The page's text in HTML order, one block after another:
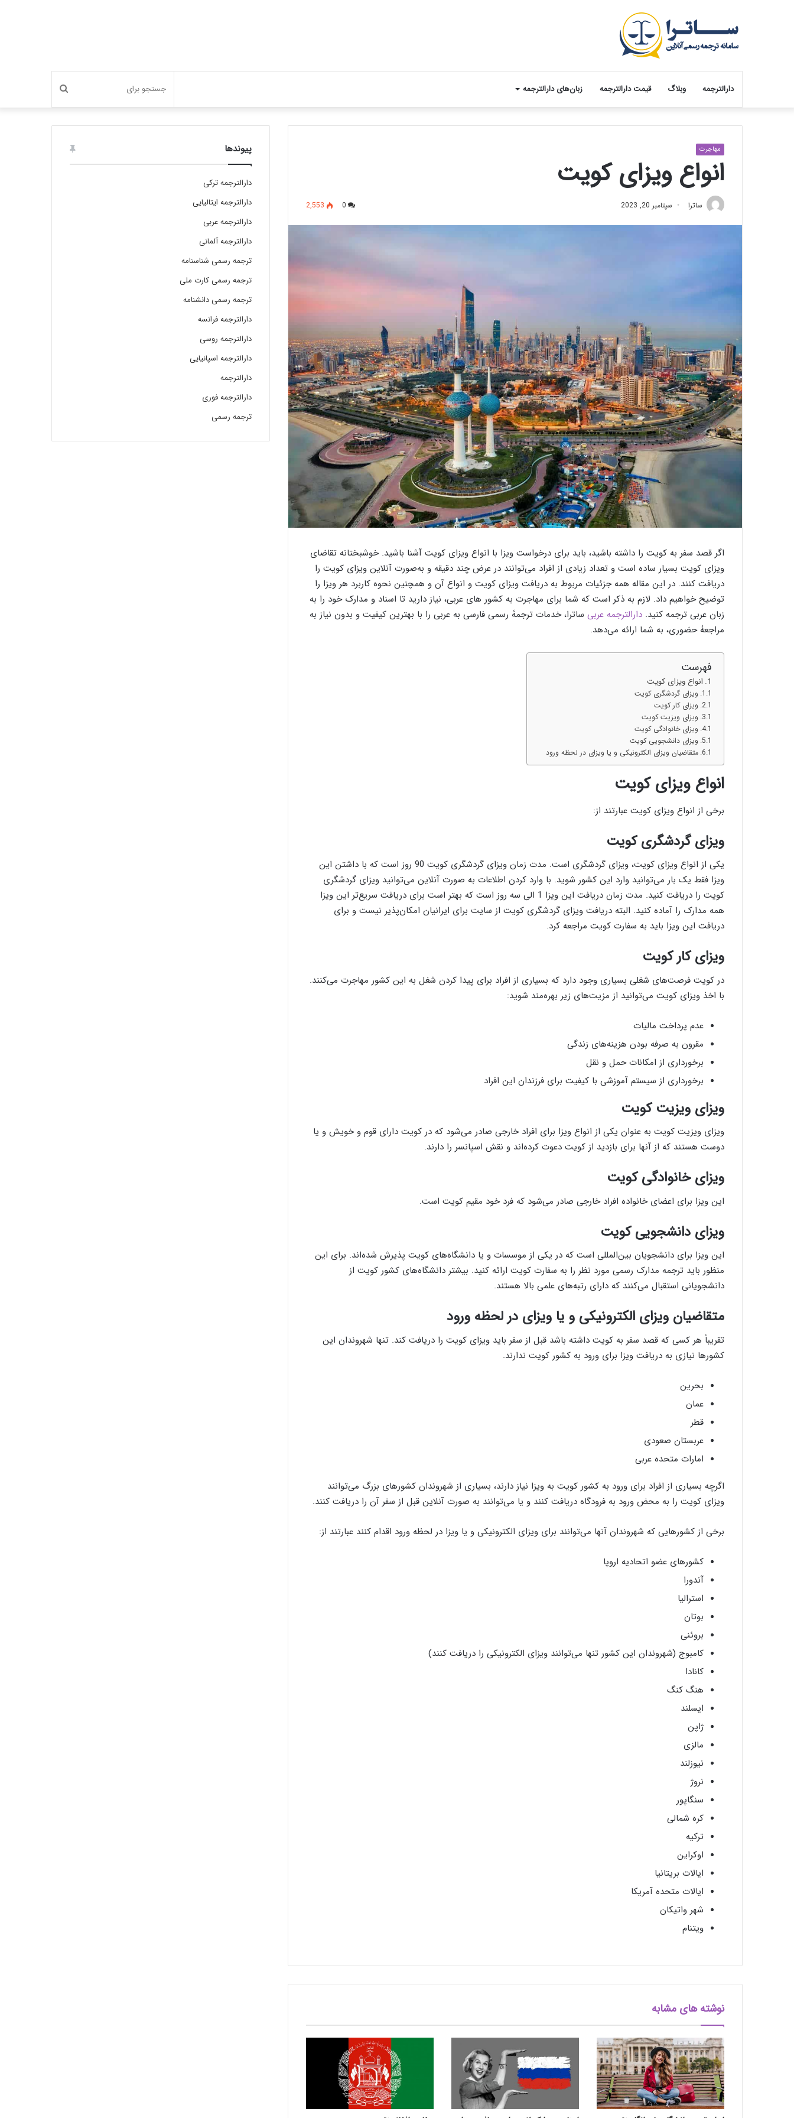
دارالترجمه وبلاگ قیمت دارالترجمه زبان‌های دارالترجمه جستجو
برای
مهاجرت
انواع ویزای کویت
ساترا سپتامبر 20, 2023 0
2,553
اگر قصد سفر به کویت را داشته باشید، باید برای درخواست ویزا با انواع ویزای کویت آشنا باشید. خوشبختانه تقاضای
ویزای کویت بسیار ساده است و تعداد زیادی از افراد می‌توانند در عرض چند دقیقه و به‌صورت آنلاین ویزای کویت را
دریافت کنند. در این مقاله همه جزئیات مربوط به دریافت ویزای کویت و انواع آن و همچنین نحوه کاربرد هر ویزا را
توضیح خواهیم داد. لازم به ذکر است که شما برای مهاجرت به کشور های عربی، نیاز دارید تا اسناد و مدارک خود را به
زبان عربی ترجمه کنید. دارالترجمه عربی ساترا، خدمات ترجمۀ رسمی فارسی به عربی را با بهترین کیفیت و بدون نیاز به
مراجعۀ حضوری، به شما ارائه می‌دهد.
فهرست
انواع ویزای کویت
ویزای گردشگری کویت
ویزای کار کویت
ویزای ویزیت کویت
ویزای خانوادگی کویت
ویزای دانشجویی کویت
متقاضیان ویزای الکترونیکی و یا ویزای در لحظه ورود
انواع ویزای کویت
برخی از انواع ویزای کویت عبارتند از:
ویزای گردشگری کویت
یکی از انواع ویزای کویت، ویزای گردشگری است. مدت زمان ویزای گردشگری کویت 90 روز است که با داشتن این
ویزا فقط یک بار می‌توانید وارد این کشور شوید. با وارد کردن اطلاعات به صورت آنلاین می‌توانید ویزای گردشگری
کویت را دریافت کنید. مدت زمان دریافت این ویزا 1 الی سه روز است که بهتر است برای دریافت سریع‌تر این ویزا
همه مدارک را آماده کنید. البته دریافت ویزای گردشگری کویت از سایت برای ایرانیان امکان‌پذیر نیست و برای
دریافت این ویزا باید به سفارت کویت مراجعه کرد.
ویزای کار کویت
در کویت فرصت‌های شغلی بسیاری وجود دارد که بسیاری از افراد برای پیدا کردن شغل به این کشور مهاجرت می‌کنند.
با اخذ ویزای کویت می‌توانید از مزیت‌های زیر بهره‌مند شوید:
عدم پرداخت مالیات
مقرون به صرفه بودن هزینه‌های زندگی
برخورداری از امکانات حمل و نقل
برخورداری از سیستم آموزشی با کیفیت برای فرزندان این افراد
ویزای ویزیت کویت
ویزای ویزیت کویت به عنوان یکی از انواع ویزا برای افراد خارجی صادر می‌شود که در کویت دارای قوم و خویش و یا
دوست هستند که از آنها برای بازدید از کویت دعوت کرده‌اند و نقش اسپانسر را دارند.
ویزای خانوادگی کویت
این ویزا برای اعضای خانواده افراد خارجی صادر می‌شود که فرد خود مقیم کویت است.
ویزای دانشجویی کویت
این ویزا برای دانشجویان بین‌المللی است که در یکی از موسسات و یا دانشگاه‌های کویت پذیرش شده‌اند. برای این
منظور باید ترجمه مدارک رسمی مورد نظر را به سفارت کویت ارائه کنید. بیشتر دانشگاه‌های کشور کویت از
دانشجویانی استقبال می‌کنند که دارای رتبه‌های علمی بالا هستند.
متقاضیان ویزای الکترونیکی و یا ویزای در لحظه ورود
تقریباً هر کسی که قصد سفر به کویت داشته باشد قبل از سفر باید ویزای کویت را دریافت کند. تنها شهروندان این
کشورها نیازی به دریافت ویزا برای ورود به کشور کویت ندارند.
بحرین
عمان
قطر
عربستان صعودی
امارات متحده عربی
اگرچه بسیاری از افراد برای ورود به کشور کویت به ویزا نیاز دارند، بسیاری از شهروندان کشورهای بزرگ می‌توانند
ویزای کویت را به محض ورود به فرودگاه دریافت کنند و یا می‌توانند به صورت آنلاین قبل از سفر آن را دریافت کنند.
برخی از کشورهایی که شهروندان آنها می‌توانند برای ویزای الکترونیکی و یا ویزا در لحظه ورود اقدام کنند عبارتند از:
کشورهای عضو اتحادیه اروپا
آندورا
استرالیا
بوتان
بروئنی
کامبوج (شهروندان این کشور تنها می‌توانند ویزای الکترونیکی را دریافت کنند)
کانادا
هنگ کنگ
ایسلند
ژاپن
مالزی
نیوزلند
نروژ
سنگاپور
کره شمالی
ترکیه
اوکراین
ایالات بریتانیا
ایالات متحده آمریکا
شهر واتیکان
ویتنام
نوشته های مشابه
پیوندها
دارالترجمه ترکی
دارالترجمه ایتالیایی
دارالترجمه عربی
دارالترجمه آلمانی
ترجمه رسمی شناسنامه
ترجمه رسمی کارت ملی
ترجمه رسمی دانشنامه
دارالترجمه فرانسه
دارالترجمه روسی
دارالترجمه اسپانیایی
دارالترجمه
دارالترجمه فوری
ترجمه رسمی